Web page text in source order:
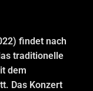
findet nach
traditionelle
dem
Das Konzert